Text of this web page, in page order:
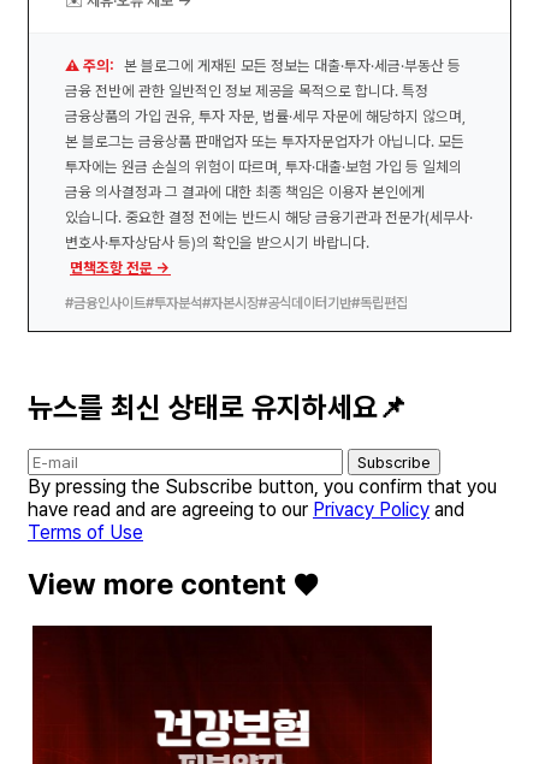
⚠️ 주의: 본 블로그에 게재된 모든 정보는 대출·투자·세금·부동산 등
금융 전반에 관한 일반적인 정보 제공을 목적으로 합니다. 특정
금융상품의 가입 권유, 투자 자문, 법률·세무 자문에 해당하지 않으며,
본 블로그는 금융상품 판매업자 또는 투자자문업자가 아닙니다. 모든
투자에는 원금 손실의 위험이 따르며, 투자·대출·보험 가입 등 일체의
금융 의사결정과 그 결과에 대한 최종 책임은 이용자 본인에게
있습니다. 중요한 결정 전에는 반드시 해당 금융기관과 전문가(세무사·
변호사·투자상담사 등)의 확인을 받으시기 바랍니다.
면책조항 전문 →
#금융인사이트#투자분석#자본시장#공식데이터기반#독립편집
뉴스를 최신 상태로 유지하세요📌
Subscribe
By pressing the Subscribe button, you confirm that you
have read and are agreeing to our Privacy Policy and
Terms of Use
View more content ♥️